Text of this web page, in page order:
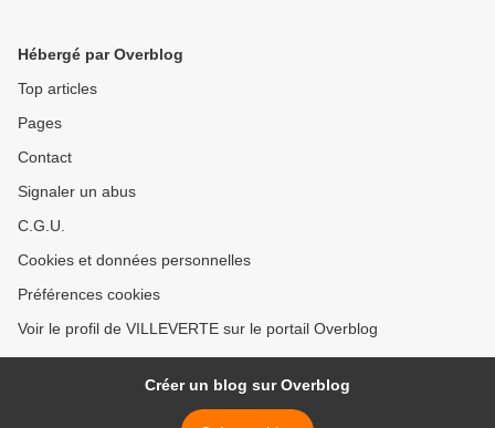
Hébergé par Overblog
Top articles
Pages
Contact
Signaler un abus
C.G.U.
Cookies et données personnelles
Préférences cookies
Voir le profil de VILLEVERTE sur le portail Overblog
Créer un blog sur Overblog